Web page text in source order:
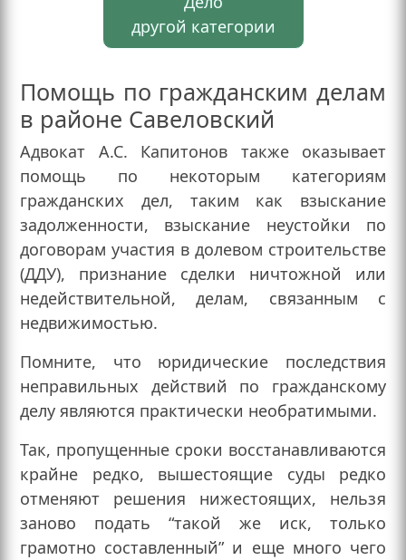
другой категории
Помощь по гражданским делам
в районе Савеловский
Адвокат А.С. Капитонов также оказывает
помощь по некоторым категориям
гражданских дел, таким как взыскание
задолженности, взыскание неустойки по
договорам участия в долевом строительстве
(ДДУ), признание сделки ничтожной или
недействительной, делам, связанным с
недвижимостью.
Помните, что юридические последствия
неправильных действий по гражданскому
делу являются практически необратимыми.
Так, пропущенные сроки восстанавливаются
крайне редко, вышестоящие суды редко
отменяют решения нижестоящих, нельзя
заново подать “такой же иск, только
грамотно составленный” и еще много чего